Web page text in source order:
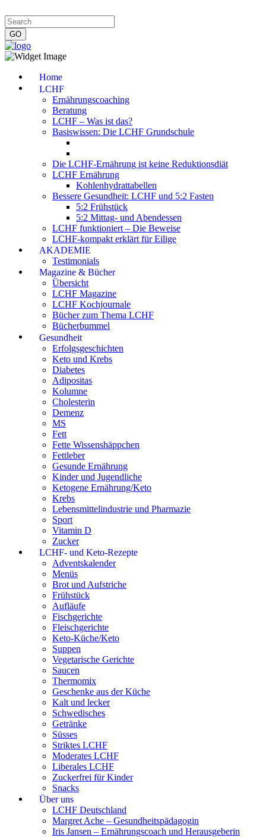
Home
LCHF
Ernährungscoaching
Beratung
LCHF – Was ist das?
Basiswissen: Die LCHF Grundschule
Die LCHF-Ernährung ist keine Reduktionsdiät
LCHF Ernährung
Kohlenhydrattabellen
Bessere Gesundheit: LCHF und 5:2 Fasten
5:2 Frühstück
5:2 Mittag- und Abendessen
LCHF funktioniert – Die Beweise
LCHF-kompakt erklärt für Eilige
AKADEMIE
Testimonials
Magazine & Bücher
Übersicht
LCHF Magazine
LCHF Kochjournale
Bücher zum Thema LCHF
Bücherbummel
Gesundheit
Erfolgsgeschichten
Keto und Krebs
Diabetes
Adipositas
Kolumne
Cholesterin
Demenz
MS
Fett
Fette Wissenshäppchen
Fettleber
Gesunde Ernährung
Kinder und Jugendliche
Ketogene Ernährung/Keto
Krebs
Lebensmittelindustrie und Pharmazie
Sport
Vitamin D
Zucker
LCHF- und Keto-Rezepte
Adventskalender
Menüs
Brot und Aufstriche
Frühstück
Aufläufe
Fischgerichte
Fleischgerichte
Keto-Küche/Keto
Suppen
Vegetarische Gerichte
Saucen
Thermomix
Geschenke aus der Küche
Kalt und lecker
Schwedisches
Getränke
Süsses
Striktes LCHF
Moderates LCHF
Liberales LCHF
Zuckerfrei für Kinder
Snacks
Über uns
LCHF Deutschland
Margret Ache – Gesundheitspädagogin
Iris Jansen – Ernährungscoach und Herausgeberin